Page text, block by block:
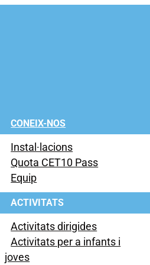
CONEIX-NOS
Instal·lacions
Quota CET10 Pass
Equip
ACTIVITATS
Activitats dirigides
Activitats per a infants i
joves